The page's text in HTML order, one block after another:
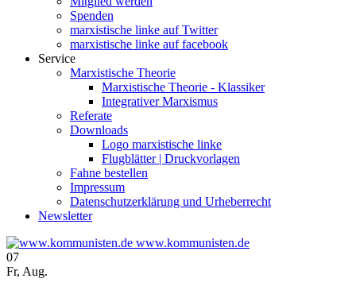
Spenden
marxistische linke auf Twitter
marxistische linke auf facebook
Service
Marxistische Theorie
Marxistische Theorie - Klassiker
Integrativer Marxismus
Referate
Downloads
Logo marxistische linke
Flugblätter | Druckvorlagen
Fahne bestellen
Impressum
Datenschutzerklärung und Urheberrecht
Newsletter
www.kommunisten.de
07
Fr, Aug.